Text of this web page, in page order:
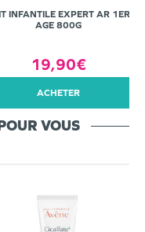
INFANTILE EXPERT AR 1ER
AGE 800G
19,90€
ACHETER
VOUS